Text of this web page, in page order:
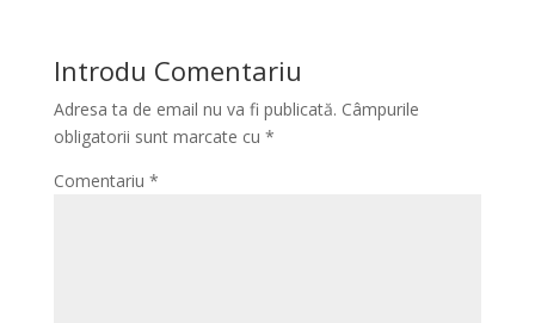
Introdu Comentariu
Adresa ta de email nu va fi publicată. Câmpurile
obligatorii sunt marcate cu *
Comentariu *